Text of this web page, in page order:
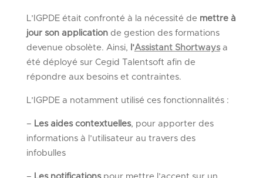
L’IGPDE était confronté à la nécessité de mettre à
jour son applicationde gestion des formations
devenue obsolète. Ainsi, l’Assistant Shortwaysa
été déployé sur Cegid Talentsoft afin de
répondre aux besoins et contraintes.
L’IGPDE a notamment utilisé ces fonctionnalités :
– Les aides contextuelles, pour apporter des
informations à l’utilisateur au travers des
infobulles